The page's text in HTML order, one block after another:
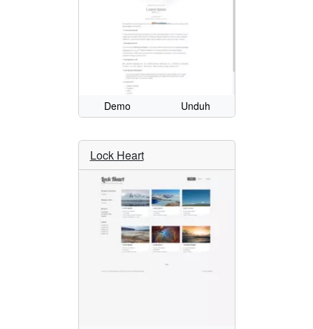
Demo Unduh
Lock Heart